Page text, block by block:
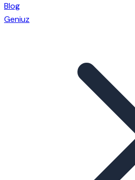
Blog
Geniuz